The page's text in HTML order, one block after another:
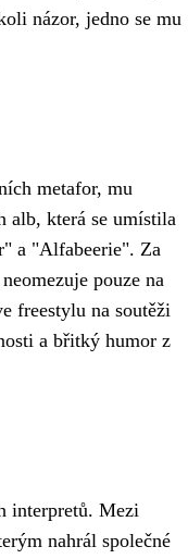
názor, jedno se mu
metafor, mu
alb, která se umístila
a "Alfabeerie". Za
pouze na
freestylu na soutěži
a břitký humor z
interpretů. Mezi
nahrál společné